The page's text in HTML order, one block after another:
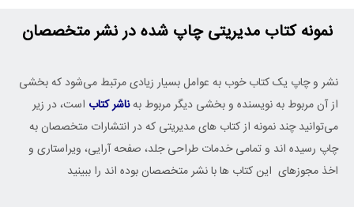
نمونه کتاب مدیریتی چاپ شده در نشر متخصصان
نشر و چاپ یک کتاب خوب به عوامل بسیار زیادی مرتبط می‌شود که بخشی
از آن مربوط به نویسنده و بخشی دیگر مربوط بهناشر کتاب است، در زیر
می‌توانید چند نمونه از کتاب های مدیریتی که در انتشارات متخصصان به
چاپ رسیده اند و تمامی خدمات طراحی جلد، صفحه آرایی، ویراستاری و
اخذ مجوزهای این کتاب ها با نشر متخصصان بوده اند را ببینید